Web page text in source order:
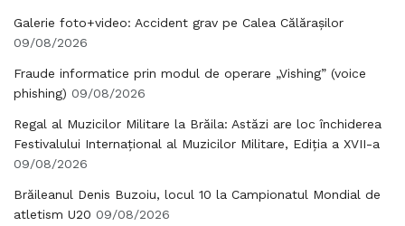
Galerie foto+video: Accident grav pe Calea Călărașilor
09/08/2026
Fraude informatice prin modul de operare „Vishing” (voice
phishing) 09/08/2026
Regal al Muzicilor Militare la Brăila: Astăzi are loc închiderea
Festivalului Internațional al Muzicilor Militare, Ediția a XVII-a
09/08/2026
Brăileanul Denis Buzoiu, locul 10 la Campionatul Mondial de
atletism U20 09/08/2026